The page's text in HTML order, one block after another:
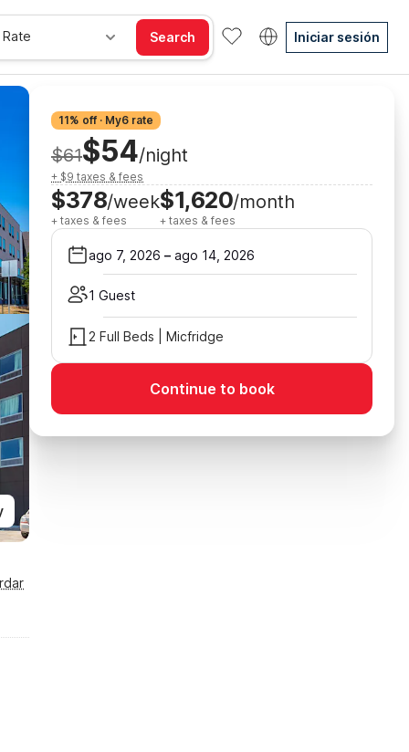
Search Iniciar sesión
11% off · My6 rate
$61$54/night
+ $9 taxes & fees
$378/week
+ taxes & fees
$1,620/month
+ taxes & fees
ago 7, 2026 – ago 14, 2026
1 Guest
2 Full Beds | Micfridge
Continue to book